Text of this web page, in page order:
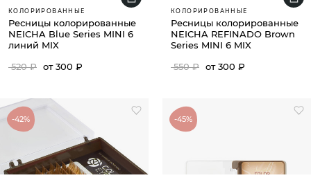
КОЛОРИРОВАННЫЕ
Ресницы колорированные
NEICHA Blue Series MINI 6
линий MIX
520 ₽ от 300 ₽
КОЛОРИРОВАННЫЕ
Ресницы колорированные
NEICHA REFINADO Brown
Series MINI 6 MIX
550 ₽ от 300 ₽
-42% -45%